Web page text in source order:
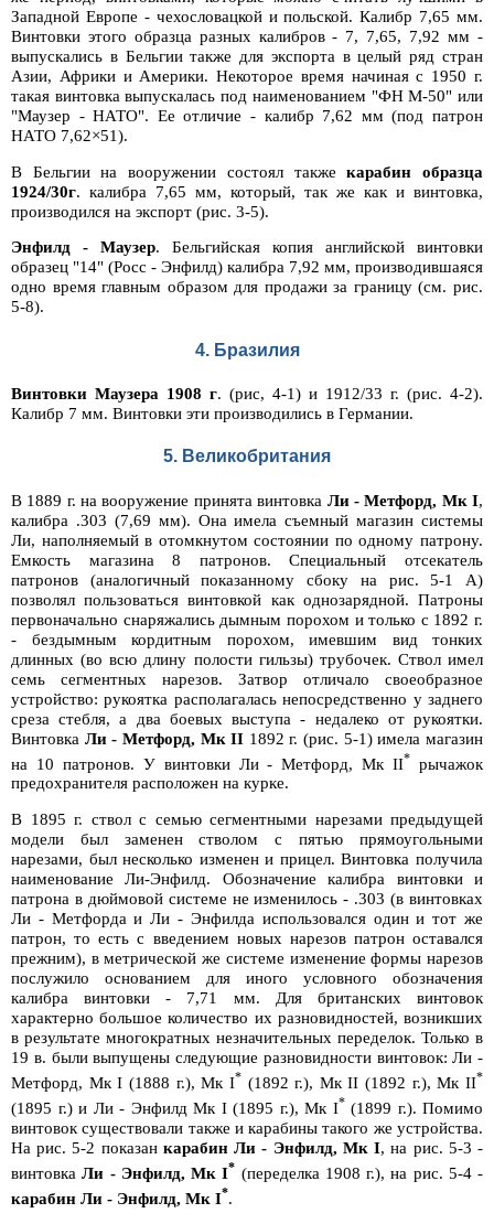
Западной Европе - чехословацкой и польской. Калибр 7,65 мм.
Винтовки этого образца разных калибров - 7, 7,65, 7,92 мм -
выпускались в Бельгии также для экспорта в целый ряд стран
Азии, Африки и Америки. Некоторое время начиная с 1950 г.
такая винтовка выпускалась под наименованием "ФН М-50" или
"Маузер - НАТО". Ее отличие - калибр 7,62 мм (под патрон
НАТО 7,62×51).
В Бельгии на вооружении состоял такжекарабин образца
1924/30г. калибра 7,65 мм, который, так же как и винтовка,
производился на экспорт (рис. 3-5).
Энфилд - Маузер. Бельгийская копия английской винтовки
образец "14" (Росс - Энфилд) калибра 7,92 мм, производившаяся
одно время главным образом для продажи за границу (см. рис.
5-8).
4. Бразилия
Винтовки Маузера 1908 г. (рис, 4-1) и 1912/33 г. (рис. 4-2).
Калибр 7 мм. Винтовки эти производились в Германии.
5. Великобритания
В 1889 г. на вооружение принята винтовка Ли - Метфорд, Мк I,
калибра .303 (7,69 мм). Она имела съемный магазин системы
Ли, наполняемый в отомкнутом состоянии по одному патрону.
Емкость магазина 8 патронов. Специальный отсекатель
патронов (аналогичный показанному сбоку на рис. 5-1 А)
позволял пользоваться винтовкой как однозарядной. Патроны
первоначально снаряжались дымным порохом и только с 1892 г.
- бездымным кордитным порохом, имевшим вид тонких
длинных (во всю длину полости гильзы) трубочек. Ствол имел
семь сегментных нарезов. Затвор отличало своеобразное
устройство: рукоятка располагалась непосредственно у заднего
среза стебля, а два боевых выступа - недалеко от рукоятки.
Винтовка Ли - Метфорд, Мк II 1892 г. (рис. 5-1) имела магазин
на 10 патронов. У винтовки Ли - Метфорд, Мк II* рычажок
предохранителя расположен на курке.
В 1895 г. ствол с семью сегментными нарезами предыдущей
модели был заменен стволом с пятью прямоугольными
нарезами, был несколько изменен и прицел. Винтовка получила
наименование Ли-Энфилд. Обозначение калибра винтовки и
патрона в дюймовой системе не изменилось - .303 (в винтовках
Ли - Метфорда и Ли - Энфилда использовался один и тот же
патрон, то есть с введением новых нарезов патрон оставался
прежним), в метрической же системе изменение формы нарезов
послужило основанием для иного условного обозначения
калибра винтовки - 7,71 мм. Для британских винтовок
характерно большое количество их разновидностей, возникших
в результате многократных незначительных переделок. Только в
19 в. были выпущены следующие разновидности винтовок: Ли -
Метфорд, Мк I (1888 г.), Мк I* (1892 г.), Мк II (1892 г.), Мк II*
(1895 г.) и Ли - Энфилд Мк I (1895 г.), Мк I* (1899 г.). Помимо
винтовок существовали также и карабины такого же устройства.
На рис. 5-2 показан карабин Ли - Энфилд, Мк I, на рис. 5-3 -
винтовкаЛи - Энфилд, Мк I* (переделка 1908 г.), на рис. 5-4 -
карабин Ли - Энфилд, Мк I*.